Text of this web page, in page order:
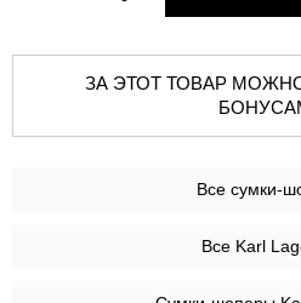
ЗА ЭТОТ ТОВАР МОЖНО РАСПЛАТИТЬСЯ
Все сумки-
Все Karl